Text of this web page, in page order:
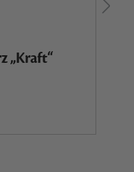
„Kraft“